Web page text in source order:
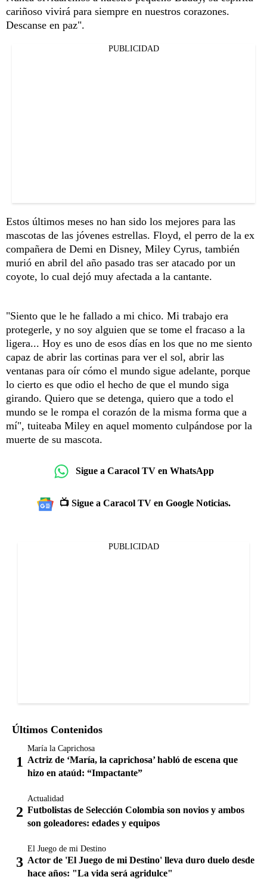
cariñoso vivirá para siempre en nuestros corazones.
Descanse en paz".
PUBLICIDAD
Estos últimos meses no han sido los mejores para las
mascotas de las jóvenes estrellas. Floyd, el perro de la ex
compañera de Demi en Disney, Miley Cyrus, también
murió en abril del año pasado tras ser atacado por un
coyote, lo cual dejó muy afectada a la cantante.
"Siento que le he fallado a mi chico. Mi trabajo era
protegerle, y no soy alguien que se tome el fracaso a la
ligera... Hoy es uno de esos días en los que no me siento
capaz de abrir las cortinas para ver el sol, abrir las
ventanas para oír cómo el mundo sigue adelante, porque
lo cierto es que odio el hecho de que el mundo siga
girando. Quiero que se detenga, quiero que a todo el
mundo se le rompa el corazón de la misma forma que a
mí", tuiteaba Miley en aquel momento culpándose por la
muerte de su mascota.
Sigue a Caracol TV en WhatsApp
📺 Sigue a Caracol TV en Google Noticias.
PUBLICIDAD
Últimos Contenidos
María la Caprichosa
Actriz de ‘María, la caprichosa’ habló de escena que
hizo en ataúd: “Impactante”
Actualidad
Futbolistas de Selección Colombia son novios y ambos
son goleadores: edades y equipos
El Juego de mi Destino
Actor de 'El Juego de mi Destino' lleva duro duelo desde
hace años: "La vida será agridulce"